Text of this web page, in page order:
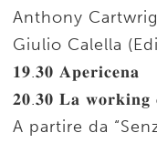
Anthony
Giulio Calella
𝟏𝟗.𝟑𝟎 𝐀𝐩𝐞𝐫𝐢𝐜𝐞𝐧𝐚
𝟐𝟎.𝟑𝟎 𝐋𝐚 𝐰𝐨𝐫𝐤𝐢𝐧𝐠
A partire da